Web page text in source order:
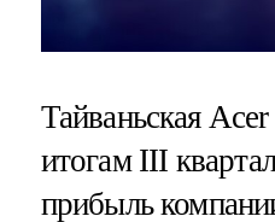
Тайваньская
итогам III
прибыль